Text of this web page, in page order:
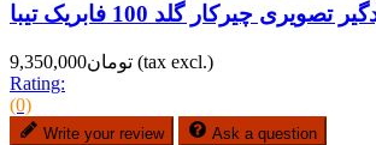
تصویری چیرکار گلد 100 فابریک تیبا
تومان9,350,000 (tax excl.)
Rating:
(0)
Write your review Ask a question